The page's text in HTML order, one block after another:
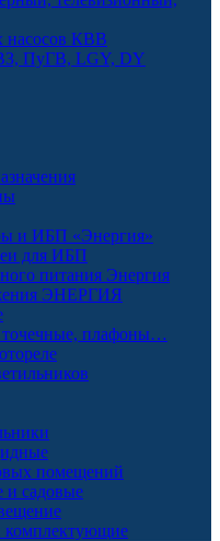
насосов КВВ
ПуГВ, LGY, DY
и ИБП «Энергия»
для ИБП
питания Энергия
ЭНЕРГИЯ
точечные, плафоны…
помещений
и садовые
комплектующие